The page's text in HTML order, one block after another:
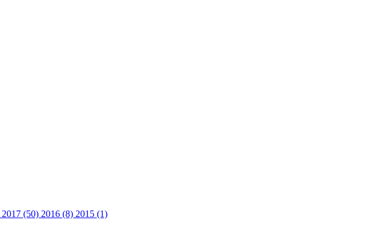
2017 (50) 2016 (8) 2015 (1)